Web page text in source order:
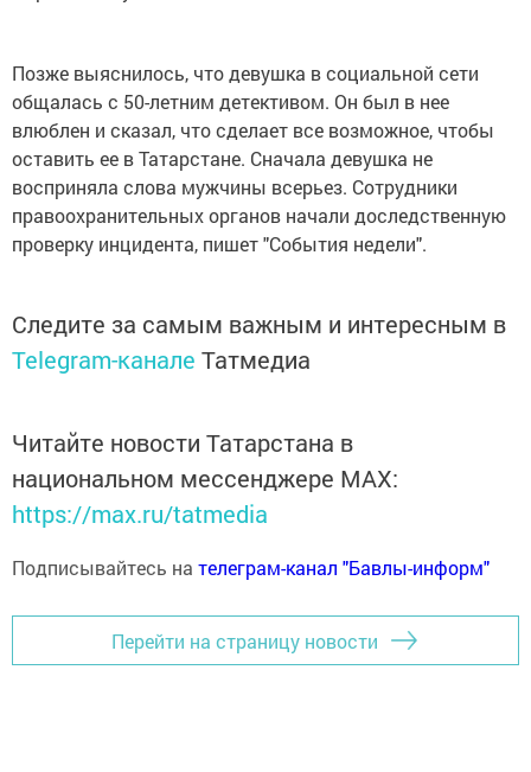
Позже выяснилось, что девушка в социальной сети
общалась с 50-летним детективом. Он был в нее
влюблен и сказал, что сделает все возможное, чтобы
оставить ее в Татарстане. Сначала девушка не
восприняла слова мужчины всерьез. Сотрудники
правоохранительных органов начали доследственную
проверку инцидента, пишет "События недели".
Следите за самым важным и интересным в
Telegram-канале Татмедиа
Читайте новости Татарстана в
национальном мессенджере MАХ:
https://max.ru/tatmedia
Подписывайтесь на телеграм-канал "Бавлы-информ"
Перейти на страницу новости